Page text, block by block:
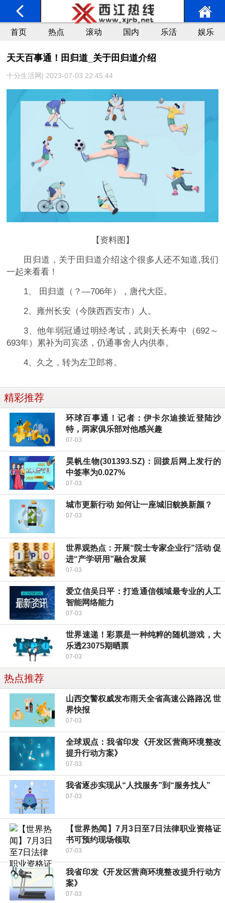
首页 热点 滚动 国内 乐活 娱乐
天天百事通！田归道_关于田归道介绍
十分生活网| 2023-07-03 22:45:44
【资料图】
田归道，关于田归道介绍这个很多人还不知道,我们
一起来看看！
1、 田归道（？—706年），唐代大臣。
2、雍州长安（今陕西西安市）人。
3、他年弱冠通过明经考试，武则天长寿中（692～
693年）累补为司宾丞，仍通事舍人内供奉。
4、久之，转为左卫郎将。
精彩推荐
环球百事通！记者：伊卡尔迪接近登陆沙
特，两家俱乐部对他感兴趣
07-03
昊帆生物(301393.SZ)：回拨后网上发行的
中签率为0.027%
07-03
城市更新行动 如何让一座城旧貌换新颜？
07-03
世界观热点：开展“院士专家企业行”活动 促
进“产学研用”融合发展
07-03
爱立信吴日平：打造通信领域最专业的人工
智能网络能力
07-03
世界速递！彩票是一种纯粹的随机游戏，大
乐透23075期晒票
07-03
热点推荐
山西交警权威发布雨天全省高速公路路况 世
界快报
07-03
全球观点：我省印发《开发区营商环境整改
提升行动方案》
07-03
我省逐步实现从“人找服务”到“服务找人”
07-03
【世界热闻】7月3日至7日法律职业资格证
书可预约现场领取
07-03
我省印发《开发区营商环境整改提升行动方
案》
07-03